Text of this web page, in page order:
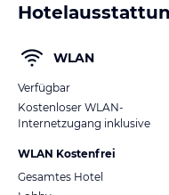
WLAN
Verfügbar
Kostenloser WLAN-
Internetzugang inklusive
WLAN Kostenfrei
Gesamtes Hotel